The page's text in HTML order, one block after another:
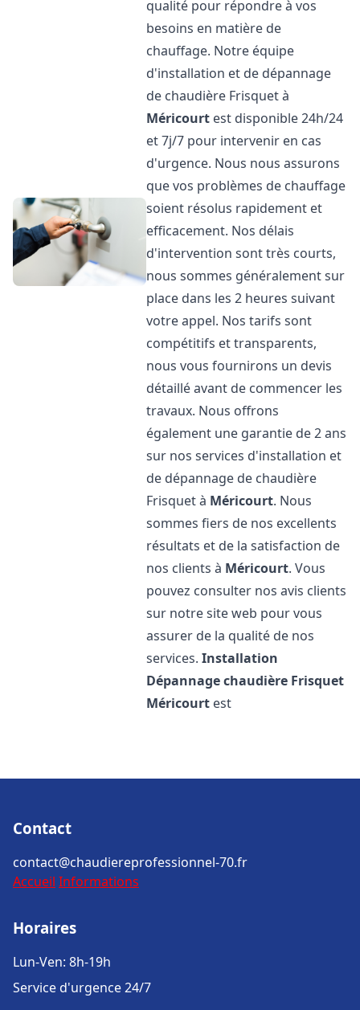
qualité pour répondre à vos
besoins en matière de
chauffage. Notre équipe
d'installation et de dépannage
de chaudière Frisquet à
Méricourt est disponible 24h/24
et 7j/7 pour intervenir en cas
d'urgence. Nous nous assurons
que vos problèmes de chauffage
soient résolus rapidement et
efficacement. Nos délais
d'intervention sont très courts,
nous sommes généralement sur
place dans les 2 heures suivant
votre appel. Nos tarifs sont
compétitifs et transparents,
nous vous fournirons un devis
détaillé avant de commencer les
travaux. Nous offrons
également une garantie de 2 ans
sur nos services d'installation et
de dépannage de chaudière
Frisquet à Méricourt. Nous
sommes fiers de nos excellents
résultats et de la satisfaction de
nos clients à Méricourt. Vous
pouvez consulter nos avis clients
sur notre site web pour vous
assurer de la qualité de nos
services.Installation
Dépannage chaudière Frisquet
Méricourt est
Contact
contact@chaudiereprofessionnel-70.fr
Accueil Informations
Horaires
Lun-Ven: 8h-19h
Service d'urgence 24/7